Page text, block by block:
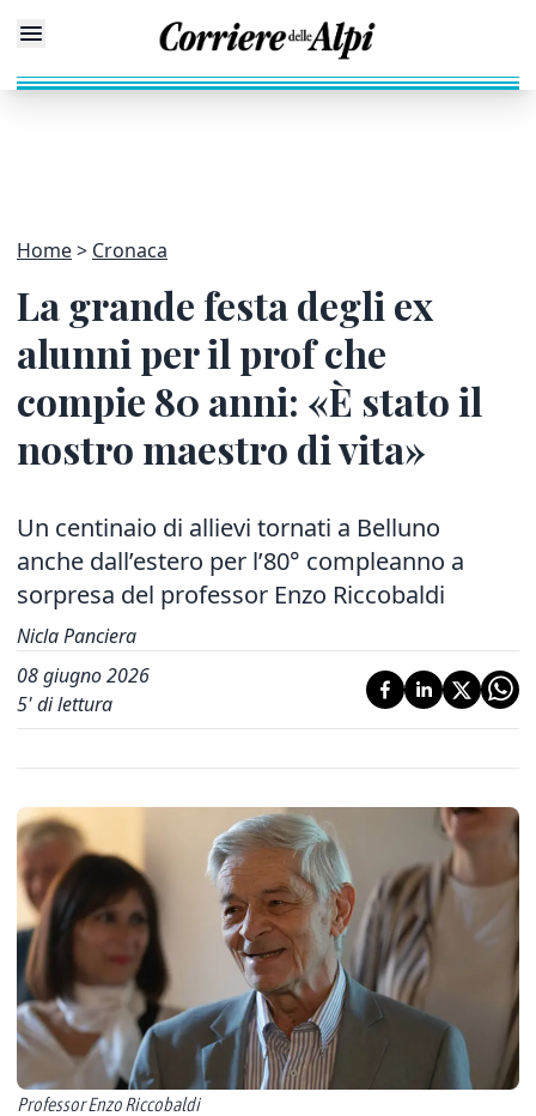
Home Cronaca
La grande festa degli ex
alunni per il prof che
compie 80 anni: «È stato il
nostro maestro di vita»
Un centinaio di allievi tornati a Belluno
anche dall’estero per l’80° compleanno a
sorpresa del professor Enzo Riccobaldi
Nicla Panciera
08 giugno 2026
5' di lettura
Professor Enzo Riccobaldi